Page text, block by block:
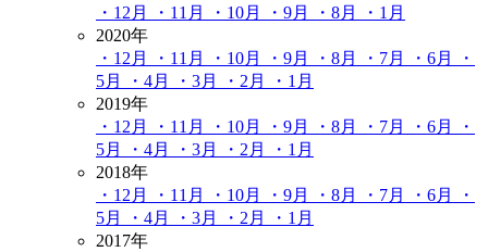
・12月
・11月 ・10月 ・9月 ・8月
・1月
2020年
・12月
・11月 ・10月 ・9月 ・8月 ・7月 ・6月
・
5月
・4月 ・3月 ・2月
・1月
2019年
・12月
・11月 ・10月 ・9月 ・8月 ・7月 ・6月
・
5月
・4月 ・3月 ・2月
・1月
2018年
・12月
・11月 ・10月 ・9月 ・8月 ・7月 ・6月
・
5月
・4月 ・3月 ・2月
・1月
2017年